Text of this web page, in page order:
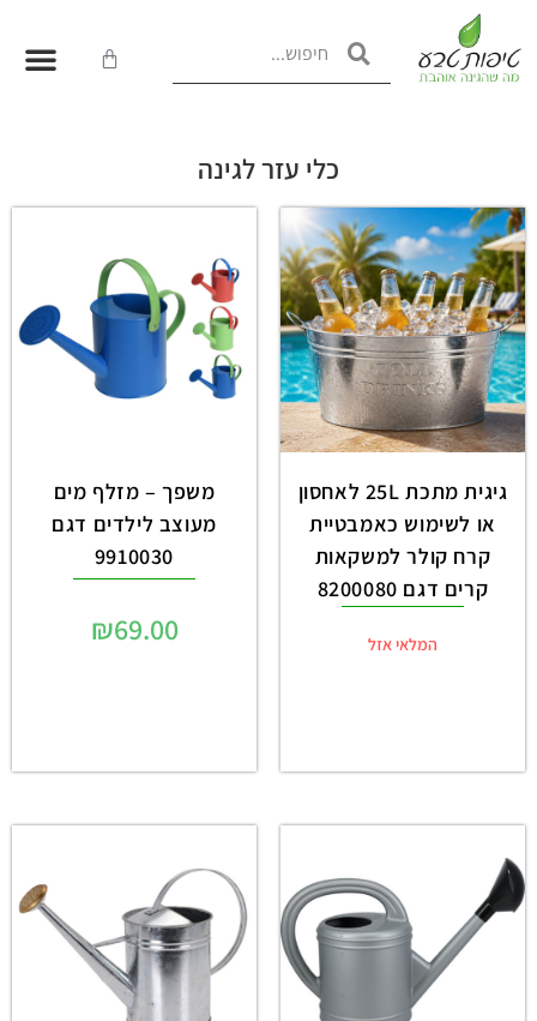
כלי עזר לגינה
גיגית מתכת 25L לאחסון
או לשימוש כאמבטיית
קרח קולר למשקאות
קרים דגם 8200080
המלאי אזל
משפך – מזלף מים
מעוצב לילדים דגם
9910030
₪69.00